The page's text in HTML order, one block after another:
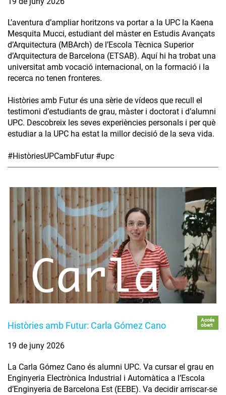
L’aventura d’ampliar horitzons va portar a la UPC la Kaena
Mesquita Mucci, estudiant del màster en Estudis Avançats
d’Arquitectura (MBArch) de l’Escola Tècnica Superior
d’Arquitectura de Barcelona (ETSAB). Aquí hi ha trobat una
universitat amb vocació internacional, on la formació i la
recerca no tenen fronteres.
Històries amb Futur és una sèrie de vídeos que recull el
testimoni d’estudiants de grau, màster i doctorat i d’alumni
UPC. Descobreix les seves experiències personals i per què
estudiar a la UPC ha estat la millor decisió de la seva vida.
#HistòriesUPCambFutur #upc
Històries amb Futur: Carla Gómez Cano
Accés
obert
19 de juny 2026
La Carla Gómez Cano és alumni UPC. Va cursar el grau en
Enginyeria Electrònica Industrial i Automàtica a l’Escola
d’Enginyeria de Barcelona Est (EEBE). Va decidir arriscar-se